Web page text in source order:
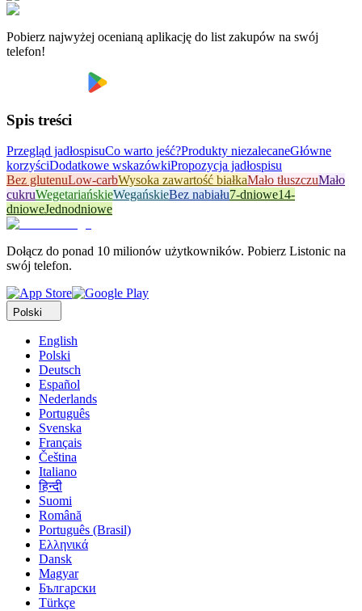
Pobierz najwyżej ocenianą aplikację do list zakupów na swój
telefon!
Spis treści
Przegląd jadłospisuCo warto jeść?Produkty niezalecaneGłówne
korzyściDodatkowe wskazówkiPropozycja jadłospisu
Bez glutenuLow-carbWysoka zawartość białkaMało tłuszczuMało
cukruWegetariańskieWegańskieBez nabiału7-dniowe14-
dnioweJednodniowe
Dołącz do ponad 10 milionów użytkowników. Pobierz Listonic na
swój telefon.
Polski
English
Polski
Deutsch
Español
Nederlands
Português
Svenska
Français
Čeština
Italiano
हिन्दी
Suomi
Română
Português (Brasil)
Ελληνικά
Dansk
Magyar
Български
Türkçe